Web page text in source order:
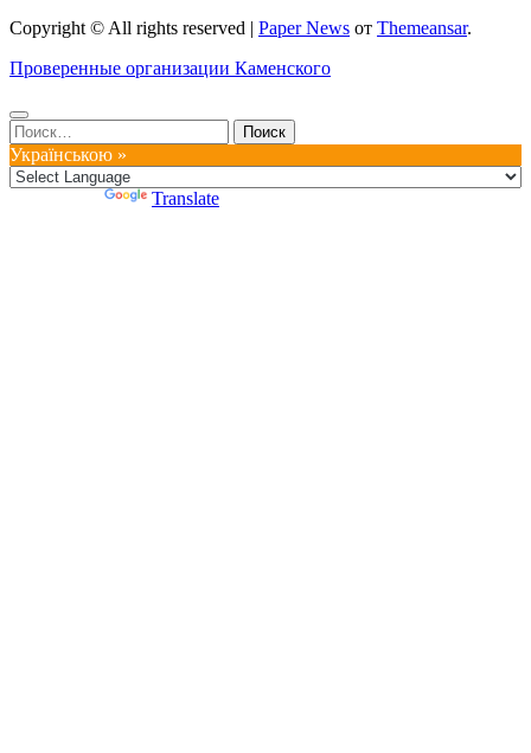
Copyright © All rights reserved | Paper News от Themeansar.
Проверенные организации Каменского
Найти:
Українською »
Translate